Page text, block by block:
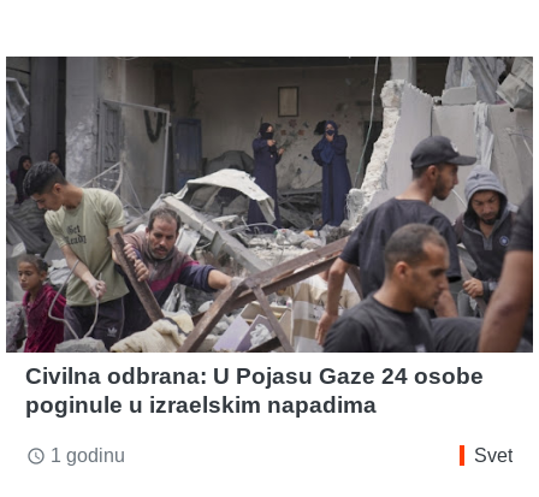
Civilna odbrana: U Pojasu Gaze 24 osobe
poginule u izraelskim napadima
access_time 1 godinu Svet